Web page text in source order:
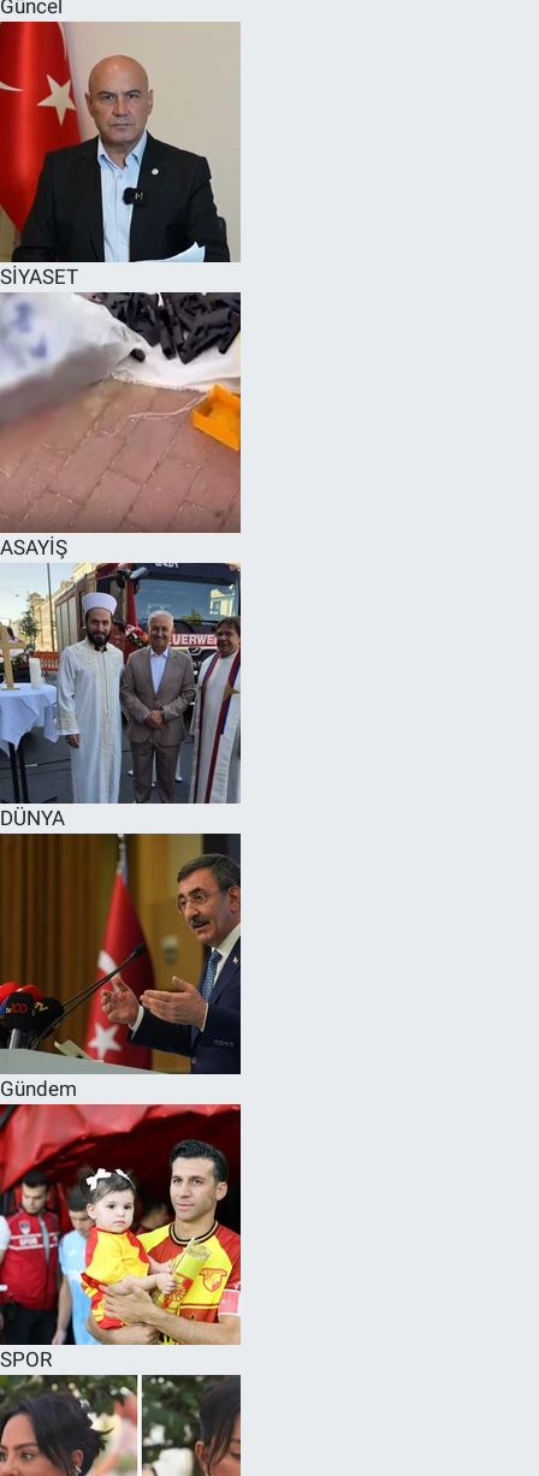
Güncel
SİYASET
ASAYİŞ
DÜNYA
Gündem
SPOR
SPOR
RESMİ İLANLAR